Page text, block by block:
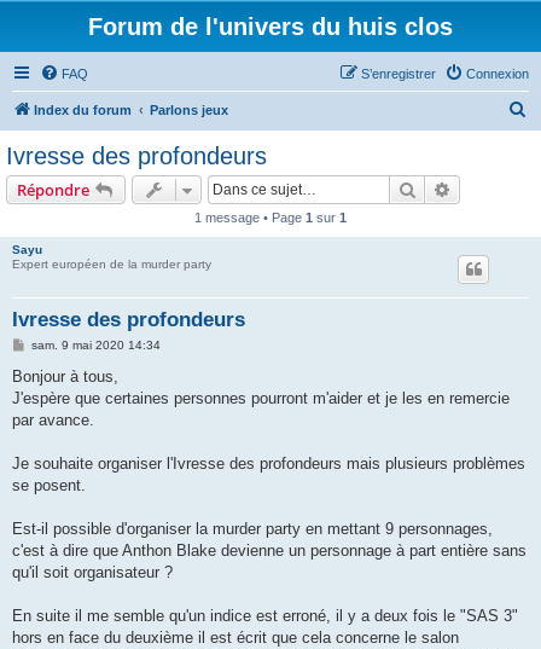
Forum de l'univers du huis clos
FAQ Connexion
S’enregistrer
Index du forum Parlons jeux
Ivresse des profondeurs
Répondre Rechercher
1 message • Page 1 sur 1
Sayu
Expert européen de la murder party
Ivresse des profondeurs
M
s
a
g
sam. 9 mai 2020 14:34
Bonjour à tous,
J'espère que certaines personnes pourront m'aider et je les en remercie
par avance.
Je souhaite organiser l'Ivresse des profondeurs mais plusieurs problèmes
se posent.
Est-il possible d'organiser la murder party en mettant 9 personnages,
c'est à dire que Anthon Blake devienne un personnage à part entière sans
qu'il soit organisateur ?
En suite il me semble qu'un indice est erroné, il y a deux fois le "SAS 3"
hors en face du deuxième il est écrit que cela concerne le salon